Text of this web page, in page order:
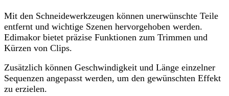
Mit den Schneidewerkzeugen können unerwünschte Teile
entfernt und wichtige Szenen hervorgehoben werden.
Edimakor bietet präzise Funktionen zum Trimmen und
Kürzen von Clips.
Zusätzlich können Geschwindigkeit und Länge einzelner
Sequenzen angepasst werden, um den gewünschten Effekt
zu erzielen.